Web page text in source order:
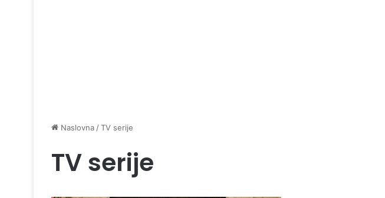
Naslovna /TV serije
TV serije